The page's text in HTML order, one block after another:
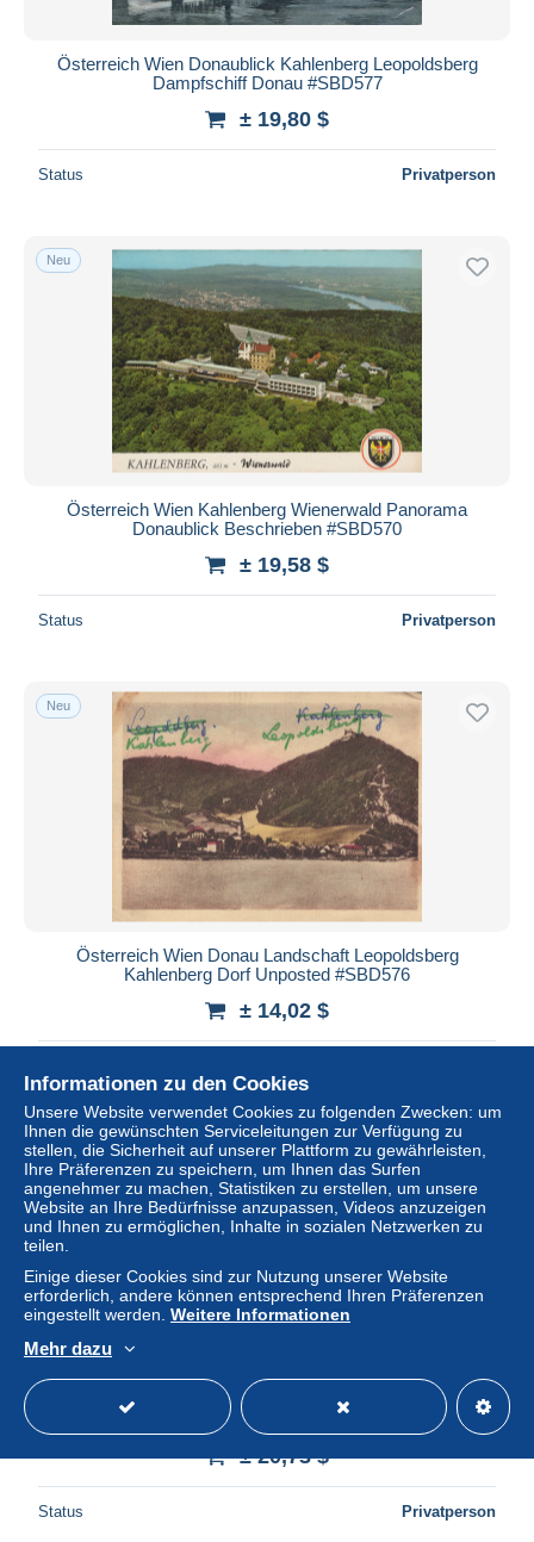
Österreich Wien Donaublick Kahlenberg Leopoldsberg
Dampfschiff Donau #SBD577
± 19,80 $
Status Privatperson
Neu
Österreich Wien Kahlenberg Wienerwald Panorama
Donaublick Beschrieben #SBD570
± 19,58 $
Status Privatperson
Neu
Österreich Wien Donau Landschaft Leopoldsberg
Kahlenberg Dorf Unposted #SBD576
± 14,02 $
Neu
Österreich Wien Schönbrunn Gloriette Neptunbrunnen
Architektur #SBD580
± 20,73 $
Status Privatperson
Informationen zu den Cookies
Unsere Website verwendet Cookies zu folgenden Zwecken: um
Ihnen die gewünschten Serviceleitungen zur Verfügung zu
stellen, die Sicherheit auf unserer Plattform zu gewährleisten,
Ihre Präferenzen zu speichern, um Ihnen das Surfen
angenehmer zu machen, Statistiken zu erstellen, um unsere
Website an Ihre Bedürfnisse anzupassen, Videos anzuzeigen
und Ihnen zu ermöglichen, Inhalte in sozialen Netzwerken zu
teilen.
Einige dieser Cookies sind zur Nutzung unserer Website
erforderlich, andere können entsprechend Ihren Präferenzen
eingestellt werden. Weitere Informationen
Mehr dazu